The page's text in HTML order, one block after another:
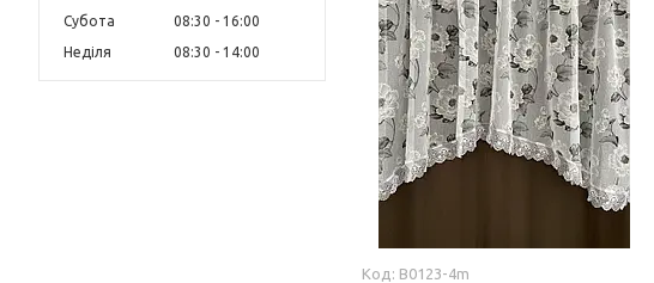
Субота
08:30
16:00
Неділя
08:30 14:00
B0123-4m